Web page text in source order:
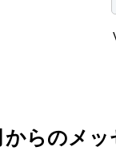
からのメ